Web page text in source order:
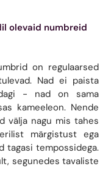
olevaid numbreid
on regulaarsed
Nad ei paista
- nad on sama
kameeleon. Nende
välja nagu mis tahes
märgistust ega
tagasi tempossidega.
segunedes tavaliste